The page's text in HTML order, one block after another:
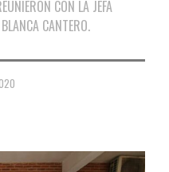
CON LA JEFA
CANTERO.